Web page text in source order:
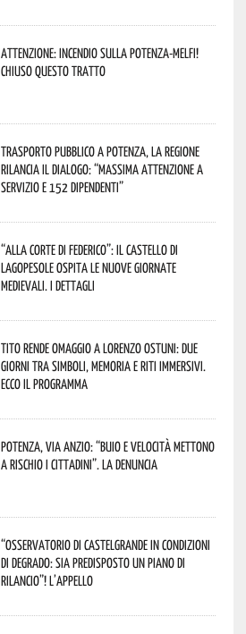
Attenzione: incendio sulla Potenza-Melfi!
Chiuso questo tratto
Trasporto pubblico a Potenza, la Regione
rilancia il dialogo: “Massima attenzione a
servizio e 152 dipendenti”
“Alla corte di Federico”: il Castello di
Lagopesole ospita le nuove Giornate
Medievali. I dettagli
Tito rende omaggio a Lorenzo Ostuni: due
giorni tra simboli, memoria e riti immersivi.
Ecco il programma
Potenza, Via Anzio: “Buio e velocità mettono
a rischio i cittadini”. La denuncia
“Osservatorio di Castelgrande in condizioni
di degrado: sia predisposto un piano di
rilancio”! L’appello